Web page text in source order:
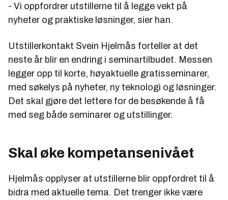
- Vi oppfordrer utstillerne til å legge vekt på
nyheter og praktiske løsninger, sier han.
Utstillerkontakt Svein Hjelmås forteller at det
neste år blir en endring i seminartilbudet. Messen
legger opp til korte, høyaktuelle gratisseminarer,
med søkelys på nyheter, ny teknologi og løsninger.
Det skal gjøre det lettere for de besøkende å få
med seg både seminarer og utstillinger.
Skal øke kompetansenivået
Hjelmås opplyser at utstillerne blir oppfordret til å
bidra med aktuelle tema. Det trenger ikke være